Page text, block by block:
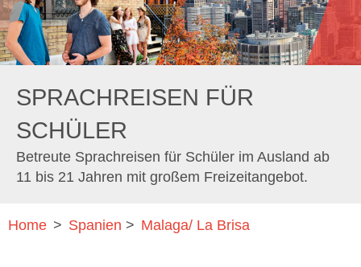
SPRACHREISEN FÜR
SCHÜLER
Betreute Sprachreisen für Schüler im Ausland ab
11 bis 21 Jahren mit großem Freizeitangebot.
Home > Spanien > Malaga/ La Brisa